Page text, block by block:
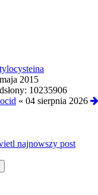
2015
10235906
« 04 sierpnia 2026
najnowszy post